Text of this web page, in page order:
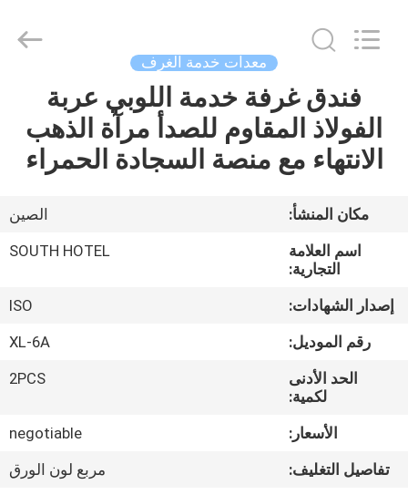
منتجات
أشرطة
فيديو
معلومات
جولة
المعمل
equipments
limited.
معدات خدمة الغرف
فندق غرفة خدمة اللوبي عربة
الفولاذ المقاوم للصدأ مرآة الذهب
الانتهاء مع منصة السجادة الحمراء
مكان المنشأ:
الصين
اسم العلامة
التجارية:
SOUTH HOTEL
إصدار الشهادات:
ISO
رقم الموديل:
XL-6A
الحد الأدنى
لكمية:
2PCS
الأسعار:
negotiable
تفاصيل التغليف:
مربع لون الورق